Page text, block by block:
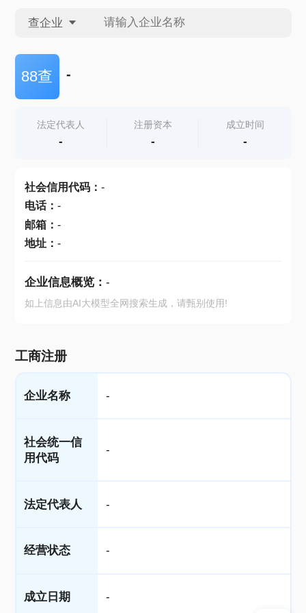
查企业
查企业
查产地
88查 -
法定代表人
-
注册资本
-
成立时间
-
社会信用代码： -
电话： -
邮箱： -
地址： -
企业信息概览： -
如上信息由AI大模型全网搜索生成，请甄别使用!
工商注册
企业名称 -
社会统一信
用代码
-
法定代表人 -
经营状态 -
成立日期 -